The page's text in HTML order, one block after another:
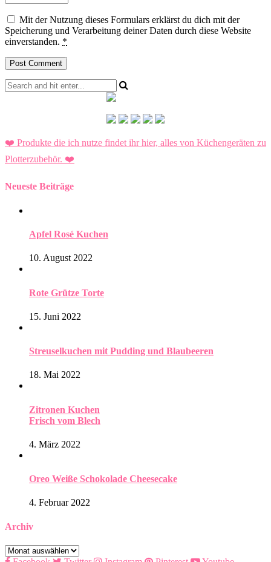
Mit der Nutzung dieses Formulars erklärst du dich mit der
Speicherung und Verarbeitung deiner Daten durch diese Website
einverstanden. *
❤️ Produkte die ich nutze findet ihr hier, alles von Küchengeräten zu
Plotterzubehör. ❤️
Neueste Beiträge
Apfel Rosé Kuchen
10. August 2022
Rote Grütze Torte
15. Juni 2022
Streuselkuchen mit Pudding und Blaubeeren
18. Mai 2022
Zitronen Kuchen
Frisch vom Blech
4. März 2022
Oreo Weiße Schokolade Cheesecake
4. Februar 2022
Archiv
Archiv